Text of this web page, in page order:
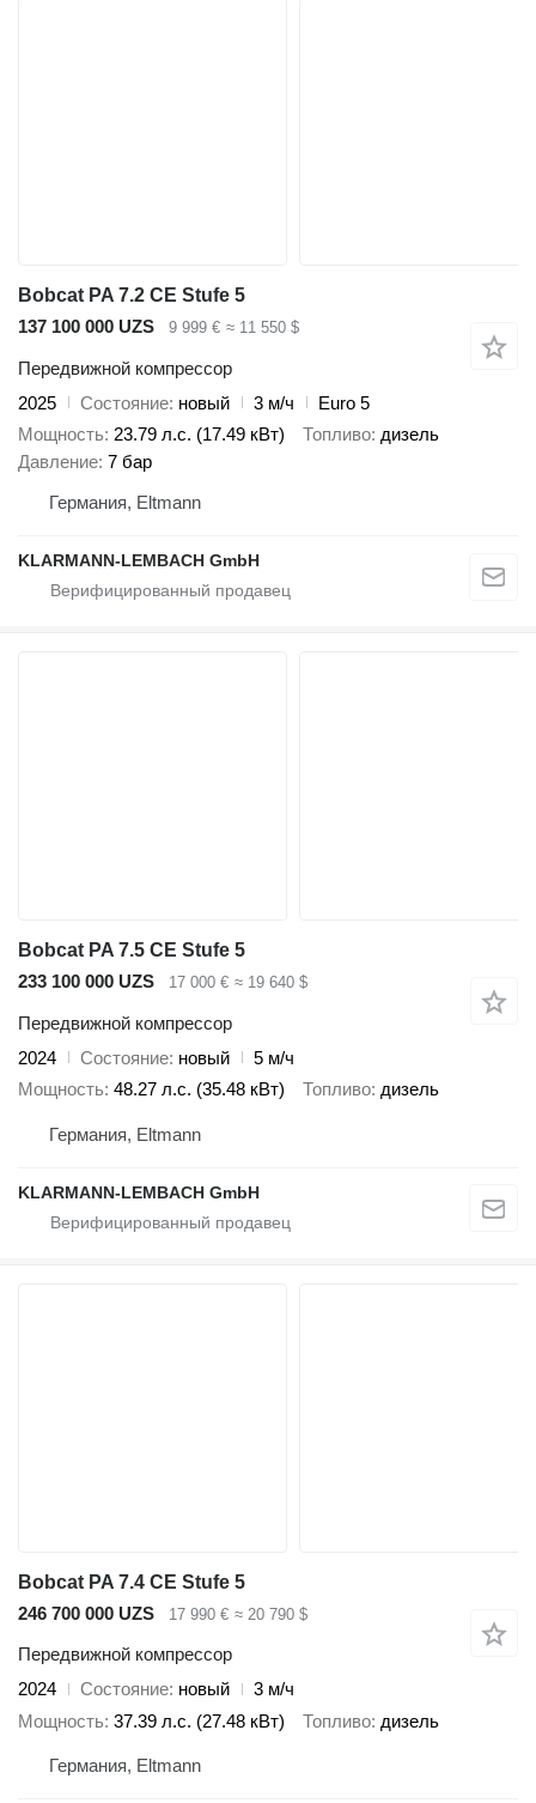
Bobcat PA 7.2 CE Stufe 5
137 100 000 UZS
9 999 € ≈ 11 550 $
Передвижной компрессор
2025
Состояние новый 3 м/ч
Euro 5
Мощность 23.79 л.с. (17.49 кВт) Топливо дизель
Давление 7 бар
Германия, Eltmann
KLARMANN-LEMBACH GmbH
Bobcat PA 7.5 CE Stufe 5
233 100 000 UZS
17 000 € ≈ 19 640 $
Передвижной компрессор
2024
Состояние новый
5 м/ч
Мощность 48.27 л.с. (35.48 кВт) Топливо дизель
Германия, Eltmann
KLARMANN-LEMBACH GmbH
Bobcat PA 7.4 CE Stufe 5
246 700 000 UZS
17 990 € ≈ 20 790 $
Передвижной компрессор
2024
Состояние новый
3 м/ч
Мощность 37.39 л.с. (27.48 кВт) Топливо дизель
Германия, Eltmann